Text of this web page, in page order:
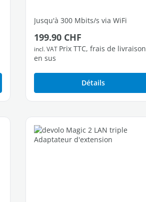
Jusqu'à 300 Mbits/s via WiFi
2 ports Fast Ethernet libres
Prix régulier :
199.90 CHF
incl. VAT Prix TTC, frais de livraison
en sus
Détails